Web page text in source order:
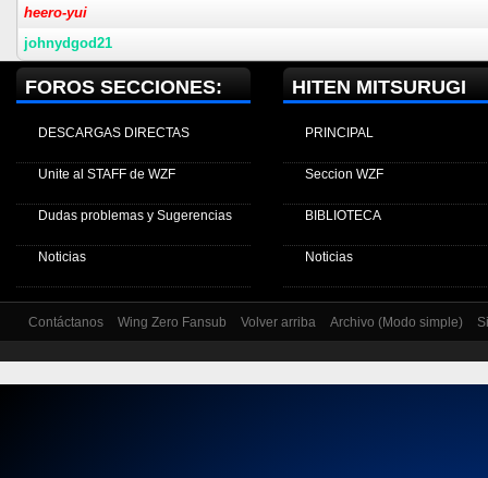
heero-yui
johnydgod21
FOROS SECCIONES:
DESCARGAS DIRECTAS
Unite al STAFF de WZF
Dudas problemas y Sugerencias
Noticias
HITEN MITSURUGI
PRINCIPAL
Seccion WZF
BIBLIOTECA
Noticias
Contáctanos Wing Zero Fansub Volver arriba Archivo (Modo simple)